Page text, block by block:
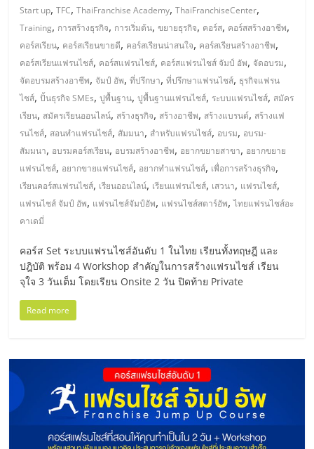
Start up,TFC,ThaiFranchise Academy,ThaiFranchiseCenter,
Training, การสร้างธุรกิจ, การเริ่มต้น,ขยายธุรกิจ, คอร์ส, คอร์สสร้างอาชีพ,
คอร์สเรียน, คอร์สเรียนขายดี, คอร์สเรียนน่าสนใจ, คอร์สเรียนสร้างอาชีพ,
คอร์สเรียนแฟรนไชส์, คอร์สแฟรนไชส์, คอร์สแฟรนไชส์ จัมป์ อัพ, จัดอบรม,
จัดอบรมสร้างอาชีพ, จัมป์ อัพ,ที่ปรึกษา,ที่ปรึกษาแฟรนไชส์, ธุรกิจแฟรน
ไชส์,ปั้นธุรกิจ SMEs,ปูพื้นฐาน,ปูพื้นฐานแฟรนไชส์, ระบบแฟรนไชส์, สมัคร
เรียน, สมัครเรียนออนไลน์, สร้างธุรกิจ, สร้างอาชีพ, สร้างแบรนด์, สร้างแฟ
รนไชส์, สอนทำแฟรนไชส์, สัมมนา, สำหรับแฟรนไชส์, อบรม, อบรม-
สัมมนา, อบรมคอร์สเรียน, อบรมสร้างอาชีพ, อยากขยายสาขา, อยากขยาย
แฟรนไชส์, อยากขายแฟรนไชส์, อยากทำแฟรนไชส์, เพื่อการสร้างธุรกิจ,
เรียนคอร์สแฟรนไชส์, เรียนออนไลน์, เรียนแฟรนไชส์, เสวนา, แฟรนไชส์,
แฟรนไชส์ จัมป์ อัพ, แฟรนไชส์จัมป์อัพ, แฟรนไชส์สตาร์อัพ,ไทยแฟรนไชส์อะ
คาเดมี่
คอร์ส Set ระบบแฟรนไชส์อันดับ 1 ในไทย เรียนทั้งทฤษฎี และ
ปฎิบัติ พร้อม 4 Workshop สำคัญในการสร้างแฟรนไชส์ เรียน
จุใจ 3 วันเต็ม โดยเรียน Onsite 2 วัน ปิดท้าย Private
Read more